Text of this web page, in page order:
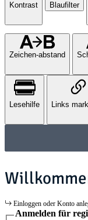
Kontrast Blaufilter
Zeichen-abstand
Lesehilfe Links
Einloggen oder Konto
Anmelden für